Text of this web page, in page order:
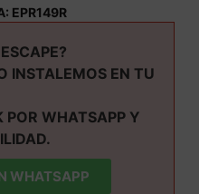
EPR149R
INSTALEMOS EN TU
POR WHATSAPP Y
WHATSAPP